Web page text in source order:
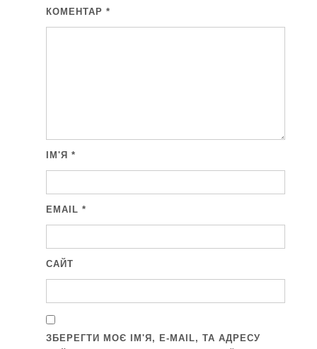
КОМЕНТАР *
ІМ'Я *
EMAIL *
САЙТ
ЗБЕРЕГТИ МОЄ ІМ'Я, E-MAIL, ТА АДРЕСУ